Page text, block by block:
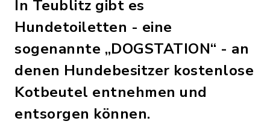
In Teublitz gibt es
Hundetoiletten - eine
sogenannte „DOGSTATION“ - an
denen Hundebesitzer kostenlose
Kotbeutel entnehmen und
entsorgen können.